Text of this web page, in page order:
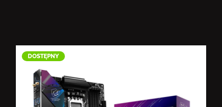
DOSTĘPNY